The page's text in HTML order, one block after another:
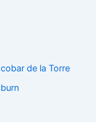
de la Torre